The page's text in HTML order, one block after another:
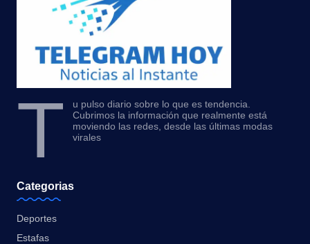
T
u pulso diario sobre lo que es tendencia.
Cubrimos la información que realmente está
moviendo las redes, desde las últimas modas
virales
Categorias
Deportes
Estafas